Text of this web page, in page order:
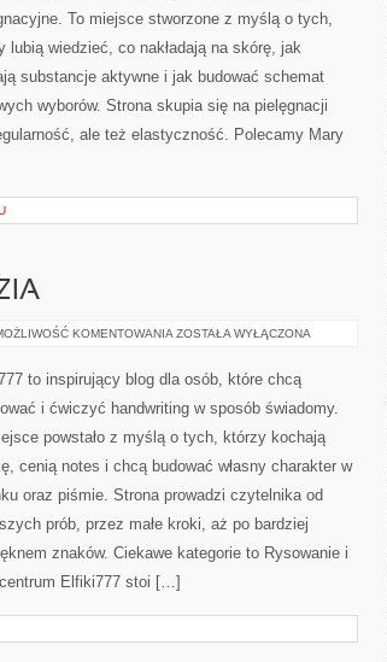
To miejsce stworzone z myślą o tych,
lubią wiedzieć, co nakładają na skórę, jak
substancje aktywne i jak budować schemat
wyborów. Strona skupia się na pielęgnacji
ale też elastyczność. Polecamy Mary
KOMENTOWANIA MATERIAŁY
ZOSTAŁA WYŁĄCZONA
to inspirujący blog dla osób, które chcą
i ćwiczyć handwriting w sposób świadomy.
powstało z myślą o tych, którzy kochają
cenią notes i chcą budować własny charakter w
oraz piśmie. Strona prowadzi czytelnika od
prób, przez małe kroki, aż po bardziej
znaków. Ciekawe kategorie to Rysowanie i
Elfiki777 stoi […]